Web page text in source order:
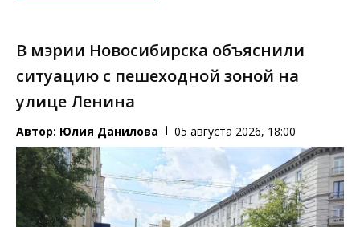
В мэрии Новосибирска объяснили
ситуацию с пешеходной зоной на
улице Ленина
Автор: Юлия Данилова 05 августа 2026, 18:00